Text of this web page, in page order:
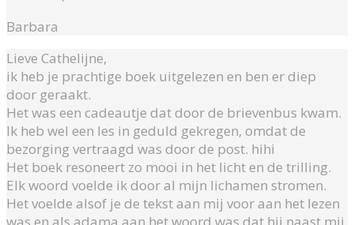
Barbara
Lieve Cathelijne,
ik heb je prachtige boek uitgelezen en ben er diep
door geraakt.
Het was een cadeautje dat door de brievenbus kwam.
Ik heb wel een les in geduld gekregen, omdat de
bezorging vertraagd was door de post. hihi
Het boek resoneert zo mooi in het licht en de trilling.
Elk woord voelde ik door al mijn lichamen stromen.
Het voelde alsof je de tekst aan mij voor aan het lezen
was en als adama aan het woord was dat hij naast mij